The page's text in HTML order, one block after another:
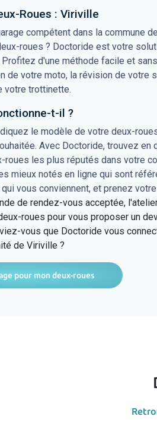
Roues : Viriville
compétent dans la commune
roues ? Doctoride est votre
d'une méthode facile et
de votre moto, la révision de votre
votre trottinette.
t-il ?
le modèle de votre deux-
Avec Doctoride, trouvez
roues les plus réputés dans votre
mieux notés en ligne qui sont
vous conviennent, et prenez
de rendez-vous acceptée,
roues pour vous proposer un
vous que Doctoride vous
de Viriville ?
pour mon deux-roues